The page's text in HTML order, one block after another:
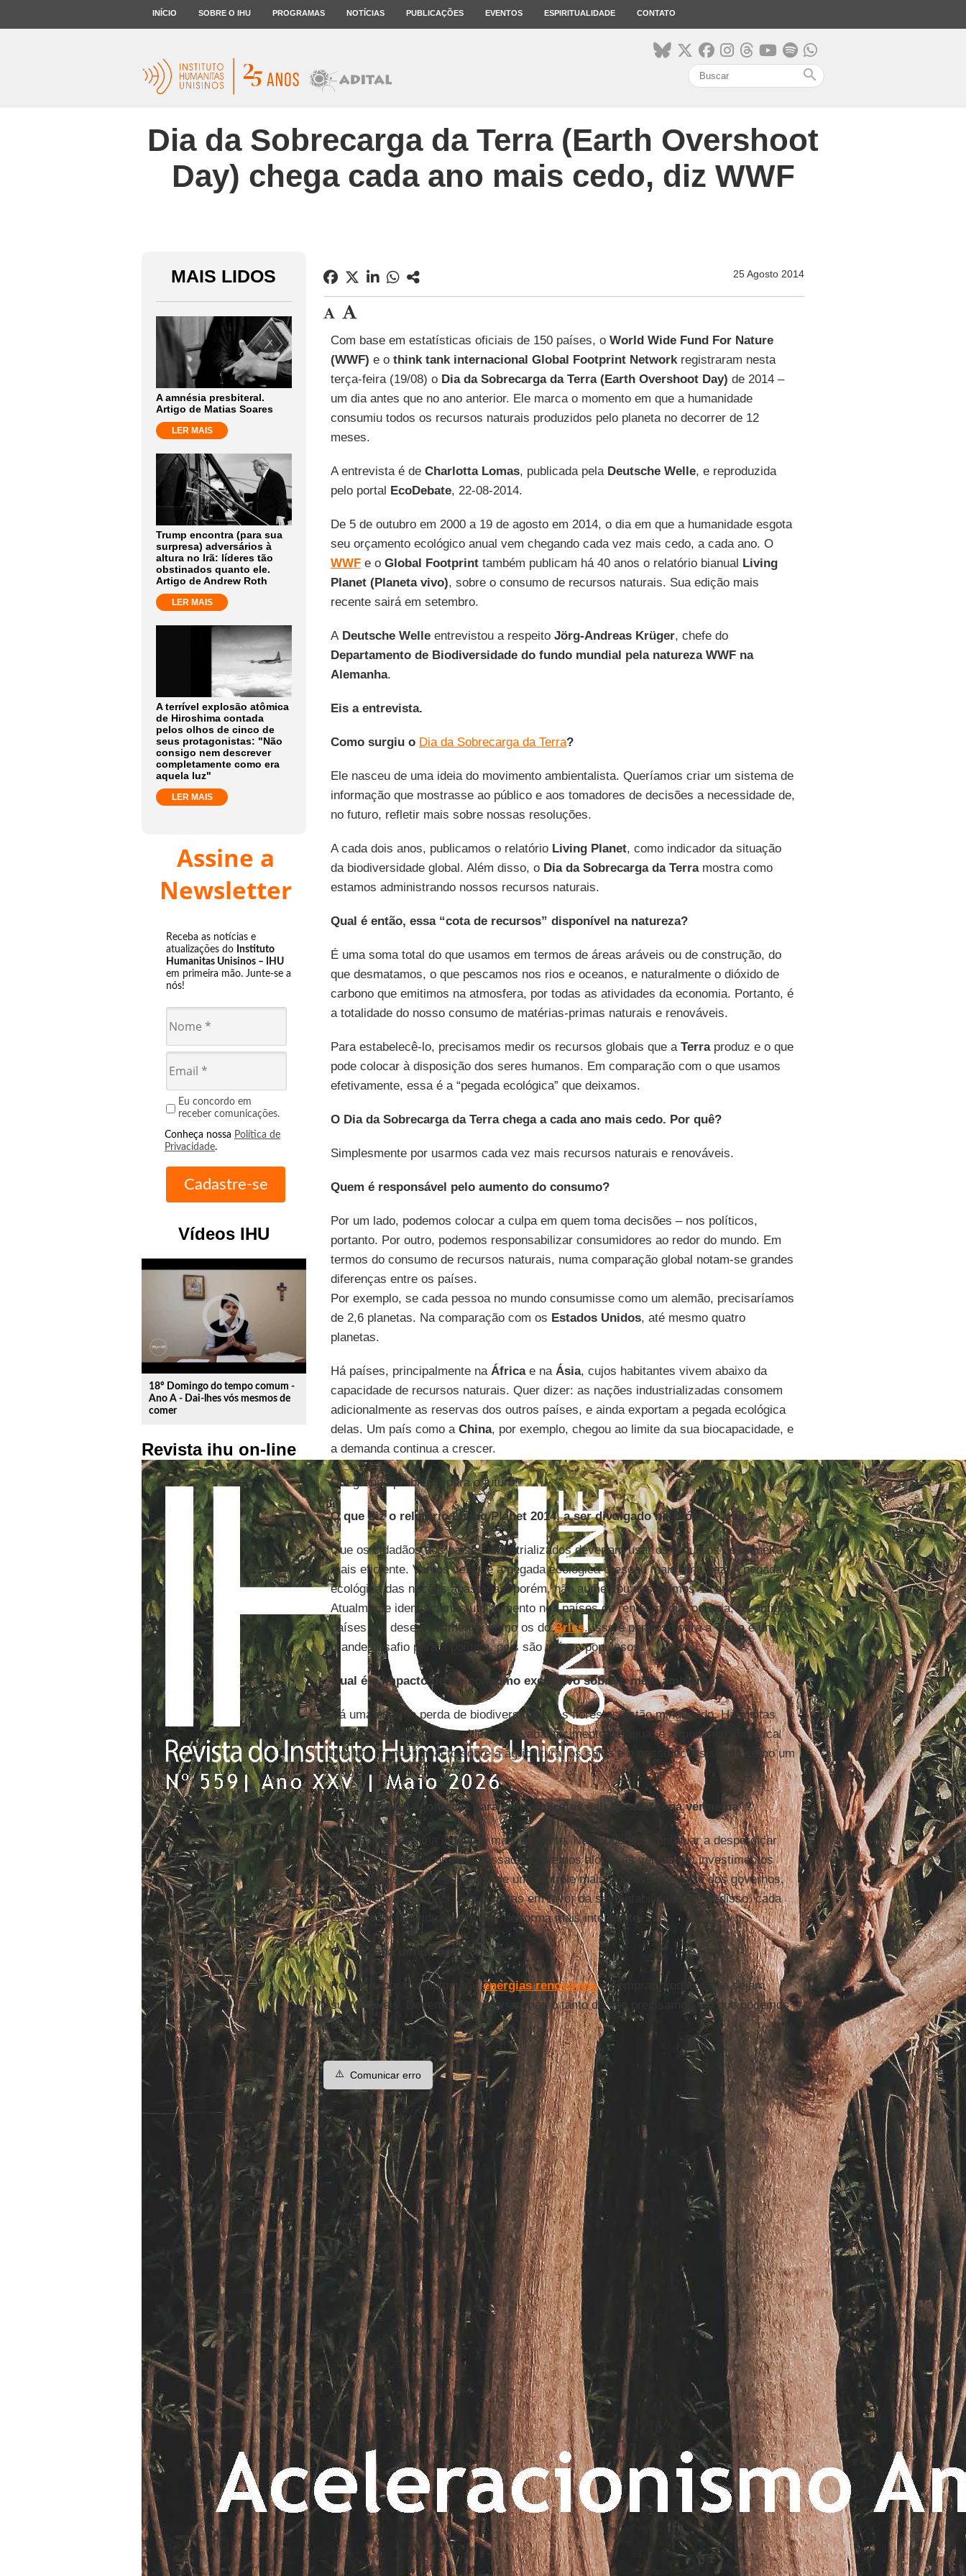
INÍCIO SOBRE O IHU PROGRAMAS NOTÍCIAS PUBLICAÇÕES EVENTOS ESPIRITUALIDADE CONTATO
search
Dia da Sobrecarga da Terra (Earth Overshoot
Day) chega cada ano mais cedo, diz WWF
MAIS LIDOS
A amnésia presbiteral.
Artigo de Matias Soares
LER MAIS
Trump encontra (para sua
surpresa) adversários à
altura no Irã: líderes tão
obstinados quanto ele.
Artigo de Andrew Roth
LER MAIS
A terrível explosão atômica
de Hiroshima contada
pelos olhos de cinco de
seus protagonistas: "Não
consigo nem descrever
completamente como era
aquela luz"
LER MAIS
Assine a
Newsletter
Receba as notícias e
atualizações do Instituto
Humanitas Unisinos – IHU
em primeira mão. Junte-se a
nós!
Eu concordo em
receber comunicações.
Conheça nossa Política de
Privacidade.
Vídeos IHU
play_circle_outline
18º Domingo do tempo comum -
Ano A - Dai-lhes vós mesmos de
comer
Revista ihu on-line
25 Agosto 2014
Com base em estatísticas oficiais de 150 países, o World Wide Fund For Nature
(WWF) e othink tank internacional Global Footprint Networkregistraram nesta
terça-feira (19/08) oDia da Sobrecarga da Terra (Earth Overshoot Day) de 2014 –
um dia antes que no ano anterior. Ele marca o momento em que a humanidade
consumiu todos os recursos naturais produzidos pelo planeta no decorrer de 12
meses.
A entrevista é de Charlotta Lomas, publicada pela Deutsche Welle, e reproduzida
pelo portal EcoDebate, 22-08-2014.
De 5 de outubro em 2000 a 19 de agosto em 2014, o dia em que a humanidade esgota
seu orçamento ecológico anual vem chegando cada vez mais cedo, a cada ano. O
WWFe o Global Footprinttambém publicam há 40 anos o relatório bianual Living
Planet (Planeta vivo), sobre o consumo de recursos naturais. Sua edição mais
recente sairá em setembro.
ADeutsche Welleentrevistou a respeito Jörg-Andreas Krüger, chefe do
Departamento de Biodiversidade do fundo mundial pela natureza WWF na
Alemanha.
Eis a entrevista.
Como surgiu o Dia da Sobrecarga da Terra?
Ele nasceu de uma ideia do movimento ambientalista. Queríamos criar um sistema de
informação que mostrasse ao público e aos tomadores de decisões a necessidade de,
no futuro, refletir mais sobre nossas resoluções.
A cada dois anos, publicamos o relatório Living Planet, como indicador da situação
da biodiversidade global. Além disso, o Dia da Sobrecarga da Terramostra como
estamos administrando nossos recursos naturais.
Qual é então, essa “cota de recursos” disponível na natureza?
É uma soma total do que usamos em termos de áreas aráveis ou de construção, do
que desmatamos, o que pescamos nos rios e oceanos, e naturalmente o dióxido de
carbono que emitimos na atmosfera, por todas as atividades da economia. Portanto, é
a totalidade do nosso consumo de matérias-primas naturais e renováveis.
Para estabelecê-lo, precisamos medir os recursos globais que a Terraproduz e o que
pode colocar à disposição dos seres humanos. Em comparação com o que usamos
efetivamente, essa é a “pegada ecológica” que deixamos.
O Dia da Sobrecarga da Terra chega a cada ano mais cedo. Por quê?
Simplesmente por usarmos cada vez mais recursos naturais e renováveis.
Quem é responsável pelo aumento do consumo?
Por um lado, podemos colocar a culpa em quem toma decisões – nos políticos,
portanto. Por outro, podemos responsabilizar consumidores ao redor do mundo. Em
termos do consumo de recursos naturais, numa comparação global notam-se grandes
diferenças entre os países.
Por exemplo, se cada pessoa no mundo consumisse como um alemão, precisaríamos
de 2,6 planetas. Na comparação com os Estados Unidos, até mesmo quatro
planetas.
Há países, principalmente na Áfricae naÁsia, cujos habitantes vivem abaixo da
capacidade de recursos naturais. Quer dizer: as nações industrializadas consomem
adicionalmente as reservas dos outros países, e ainda exportam a pegada ecológica
delas. Um país como a China, por exemplo, chegou ao limite da sua biocapacidade, e
a demanda continua a crescer.
Um grande problema para o futuro!
O que diz o relatório Living Planet 2014, a ser divulgado no próximo mês?
Que os cidadãos dos países industrializados deveriam usar os recursos de maneira
mais eficiente. Vamos ver que a pegada ecológica cresceu mais uma vez. A pegada
ecológica das nações abastadas, porém, não aumentou nos últimos 40 anos.
Atualmente identificamos um aumento nos países de renda média, ou seja, os antigos
países em desenvolvimento, como os doBrics. Isso é perigoso para aTerrae um
grande desafio para a política, pois são países populosos.
Qual é o impacto desse consumo excessivo sobre o meio ambiente?
Há uma enorme perda de biodiversidade. As florestas estão minguando. Há muitas
regiões com enormes problemas de abastecimento de água, e a mudança climática
tem um grande impacto sobre a agricultura, os solos e o nosso ecossistema como um
todo.
O que precisa acontecer para conseguirmos sair dessa “zona vermelha”?
Precisamos de uma indústria mais eficiente. Não podemos continuar a desperdiçar
recursos naturais como no passado. Devemos alocar as verbas em investimentos
sustentáveis. E necessitamos de um controle mais rigoroso por parte dos governos,
que devem tomar decisões corretas em favor da sustentabilidade. Além disso, cada
consumidor individual deve agir de forma mais inteligente.
O que cada um de nós pode fazer?
Pode-se, por exemplo, usarenergias renováveise comprar produtos que sejam
sustentáveis. Devemos comprar apenas o tanto de que precisamos e o que podemos
usar.
⚠️ Comunicar erro